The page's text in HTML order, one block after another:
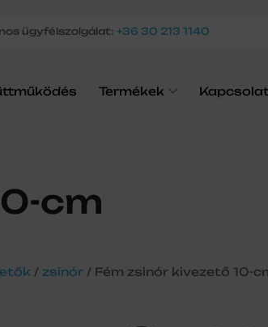
ügyfélszolgálat: +36 30 213 1140
Termékek Kapcsolat
cm
/ zsinór / Fém zsinór kivezető 10-